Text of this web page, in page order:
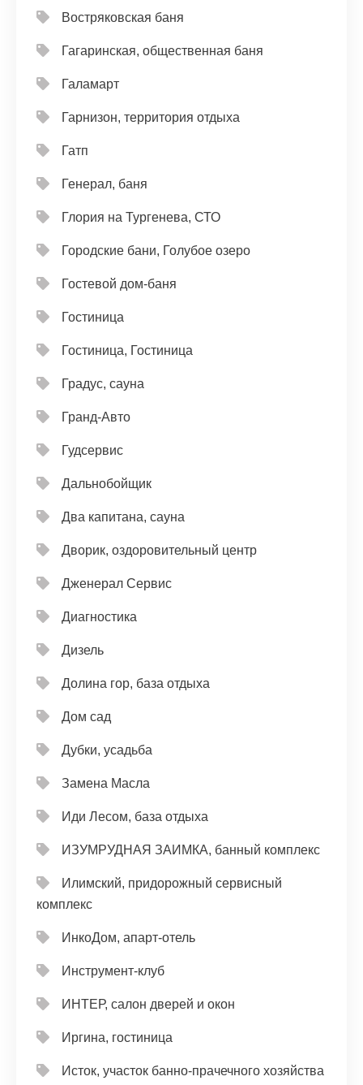
Востряковская баня
Гагаринская, общественная баня
Галамарт
Гарнизон, территория отдыха
Гатп
Генерал, баня
Глория на Тургенева, СТО
Городские бани, Голубое озеро
Гостевой дом-баня
Гостиница
Гостиница, Гостиница
Градус, сауна
Гранд-Авто
Гудсервис
Дальнобойщик
Два капитана, сауна
Дворик, оздоровительный центр
Дженерал Сервис
Диагностика
Дизель
Долина гор, база отдыха
Дом сад
Дубки, усадьба
Замена Масла
Иди Лесом, база отдыха
ИЗУМРУДНАЯ ЗАИМКА, банный комплекс
Илимский, придорожный сервисный
комплекс
ИнкоДом, апарт-отель
Инструмент-клуб
ИНТЕР, салон дверей и окон
Иргина, гостиница
Исток, участок банно-прачечного хозяйства